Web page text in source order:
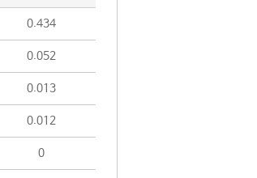
0.434
0.052
0.013
0.012
0